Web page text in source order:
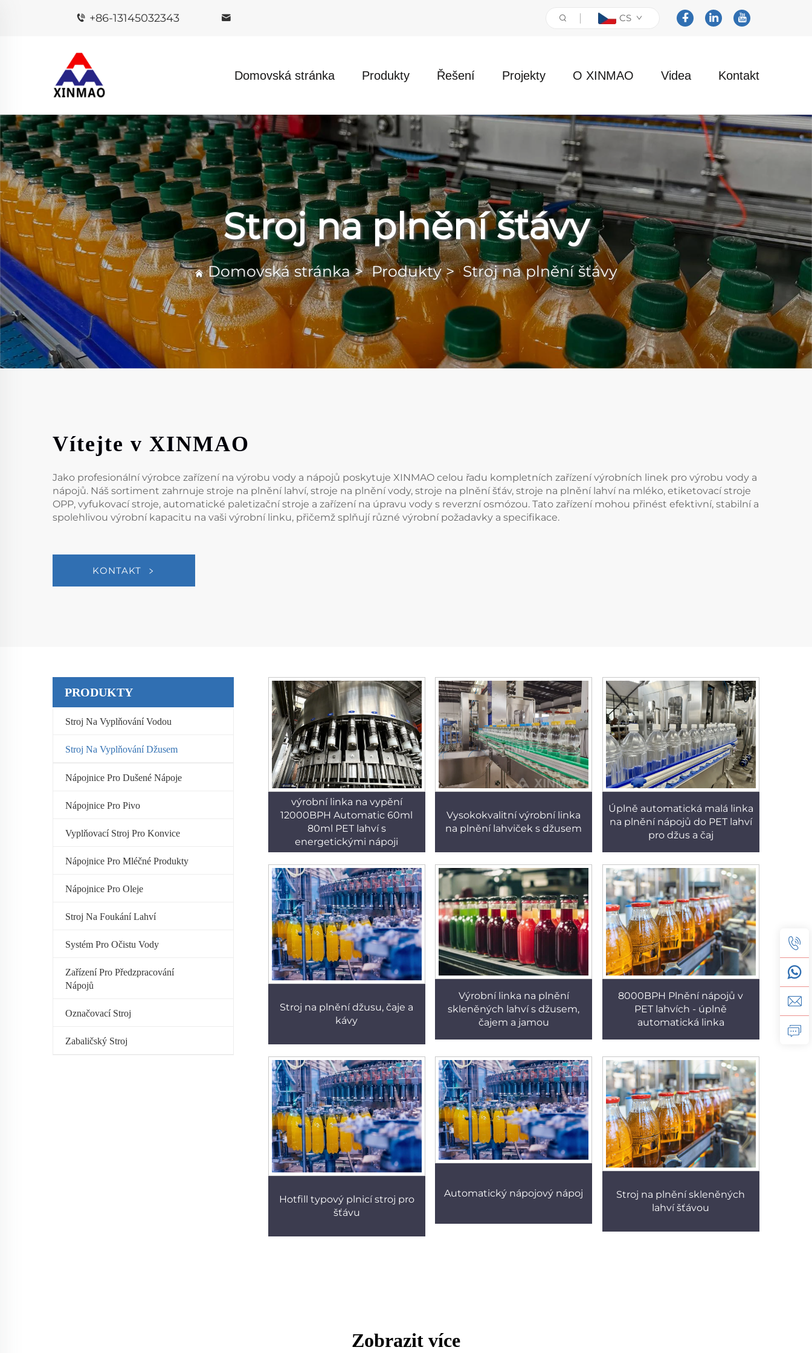
+86-13145032343 CS
Domovská stránka Produkty Řešení Projekty O XINMAO Videa Kontakt
Stroj na plnění šťávy
Domovská stránka>Produkty>Stroj na plnění šťávy
Vítejte v XINMAO
Jako profesionální výrobce zařízení na výrobu vody a nápojů poskytuje XINMAO celou řadu kompletních zařízení výrobních linek pro výrobu vody a
nápojů. Náš sortiment zahrnuje stroje na plnění lahví, stroje na plnění vody, stroje na plnění šťáv, stroje na plnění lahví na mléko, etiketovací stroje
OPP, vyfukovací stroje, automatické paletizační stroje a zařízení na úpravu vody s reverzní osmózou. Tato zařízení mohou přinést efektivní, stabilní a
spolehlivou výrobní kapacitu na vaši výrobní linku, přičemž splňují různé výrobní požadavky a specifikace.
KONTAKT
PRODUKTY
Stroj Na Vyplňování Vodou
Stroj Na Vyplňování Džusem
Nápojnice Pro Dušené Nápoje
Nápojnice Pro Pivo
Vyplňovací Stroj Pro Konvice
Nápojnice Pro Mléčné Produkty
Nápojnice Pro Oleje
Stroj Na Foukání Lahví
Systém Pro Očistu Vody
Zařízení Pro Předzpracování
Nápojů
Označovací Stroj
Zabaličský Stroj
výrobní linka na vypění
12000BPH Automatic 60ml
80ml PET lahví s
energetickými nápoji
Vysokokvalitní výrobní linka
na plnění lahviček s džusem
Úplně automatická malá linka
na plnění nápojů do PET lahví
pro džus a čaj
Stroj na plnění džusu, čaje a
kávy
Výrobní linka na plnění
skleněných lahví s džusem,
čajem a jamou
8000BPH Plnění nápojů v
PET lahvích - úplně
automatická linka
Hotfill typový plnicí stroj pro
šťávu
Automatický nápojový nápoj
Stroj na plnění skleněných
lahví šťávou
Zobrazit více